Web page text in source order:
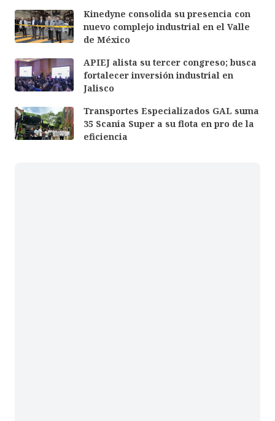
Kinedyne consolida su presencia con
nuevo complejo industrial en el Valle
de México
APIEJ alista su tercer congreso; busca
fortalecer inversión industrial en
Jalisco
Transportes Especializados GAL suma
35 Scania Super a su flota en pro de la
eficiencia